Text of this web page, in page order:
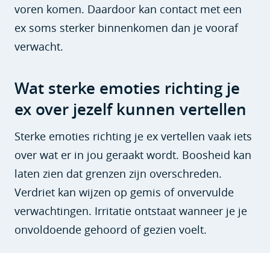
voren komen. Daardoor kan contact met een
ex soms sterker binnenkomen dan je vooraf
verwacht.
Wat sterke emoties richting je
ex over jezelf kunnen vertellen
Sterke emoties richting je ex vertellen vaak iets
over wat er in jou geraakt wordt. Boosheid kan
laten zien dat grenzen zijn overschreden.
Verdriet kan wijzen op gemis of onvervulde
verwachtingen. Irritatie ontstaat wanneer je je
onvoldoende gehoord of gezien voelt.